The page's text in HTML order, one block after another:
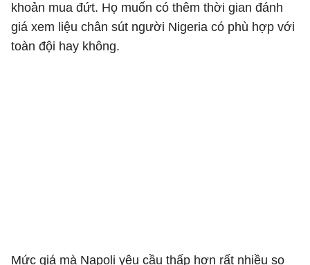
khoản mua đứt. Họ muốn có thêm thời gian đánh
giá xem liệu chân sút người Nigeria có phù hợp với
toàn đội hay không.
Mức giá mà Napoli yêu cầu thấp hơn rất nhiều so